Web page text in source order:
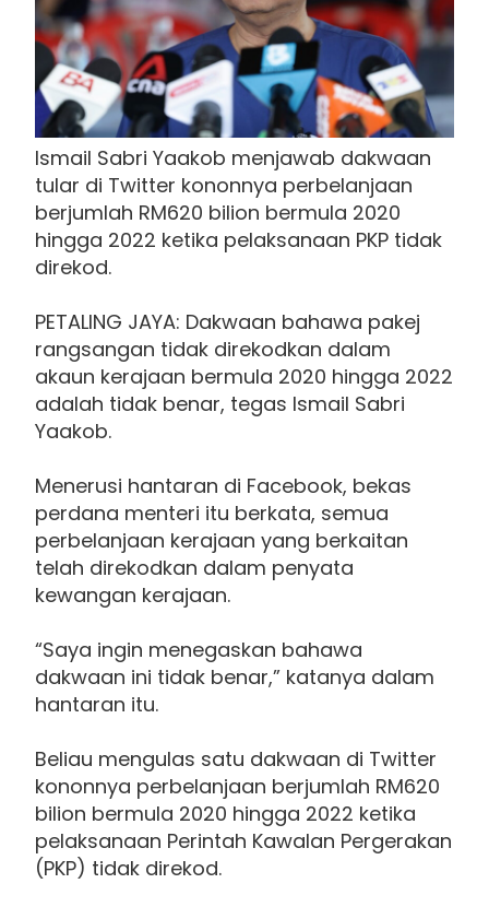
Ismail Sabri Yaakob menjawab dakwaan
tular di Twitter kononnya perbelanjaan
berjumlah RM620 bilion bermula 2020
hingga 2022 ketika pelaksanaan PKP tidak
direkod.
PETALING JAYA: Dakwaan bahawa pakej
rangsangan tidak direkodkan dalam
akaun kerajaan bermula 2020 hingga 2022
adalah tidak benar, tegas Ismail Sabri
Yaakob.
Menerusi hantaran di Facebook, bekas
perdana menteri itu berkata, semua
perbelanjaan kerajaan yang berkaitan
telah direkodkan dalam penyata
kewangan kerajaan.
“Saya ingin menegaskan bahawa
dakwaan ini tidak benar,” katanya dalam
hantaran itu.
Beliau mengulas satu dakwaan di Twitter
kononnya perbelanjaan berjumlah RM620
bilion bermula 2020 hingga 2022 ketika
pelaksanaan Perintah Kawalan Pergerakan
(PKP) tidak direkod.